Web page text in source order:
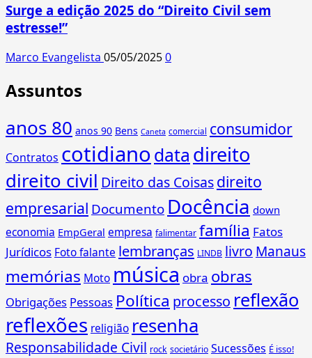
Surge a edição 2025 do “Direito Civil sem
estresse!”
Marco Evangelista 05/05/20250
Assuntos
anos 80 anos 90 Bens Caneta comercial consumidor
Contratos cotidianodata direito
direito civil Direito das Coisasdireito
empresarial Documento Docência down
economia EmpGeral empresa falimentar família Fatos
Jurídicos Foto falante lembranças LINDB livro Manaus
memórias Moto música obra obras
Obrigações Pessoas Política processo reflexão
reflexões religião resenha
Responsabilidade Civil rock societário Sucessões É isso!